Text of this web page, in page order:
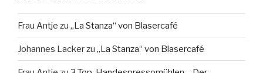
Frau Antje zu „La Stanza“ von Blasercafé
Johannes Lackerzu „La Stanza“ von Blasercafé